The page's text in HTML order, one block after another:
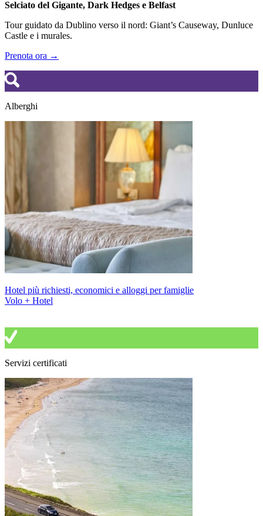
Selciato del Gigante, Dark Hedges e Belfast
Tour guidato da Dublino verso il nord: Giant’s Causeway, Dunluce
Castle e i murales.
Prenota ora →
Alberghi
Hotel più richiesti, economici e alloggi per famiglie
Volo + Hotel
Servizi certificati